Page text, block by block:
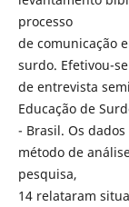
processo
de comunicação
surdo. Efetivou-
de entrevista
Educação de
- Brasil. Os
método de
pesquisa,
14 relataram